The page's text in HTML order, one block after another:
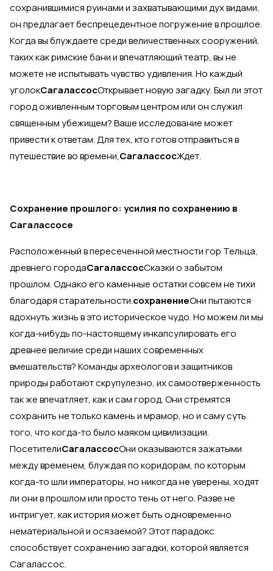
сохранившимися руинами и захватывающими дух видами,
он предлагает беспрецедентное погружение в прошлое.
Когда вы блуждаете среди величественных сооружений,
таких как римские бани и впечатляющий театр, вы не
можете не испытывать чувство удивления. Но каждый
уголокСагалассосОткрывает новую загадку. Был ли этот
город оживленным торговым центром или он служил
священным убежищем? Ваше исследование может
привести к ответам. Для тех, кто готов отправиться в
путешествие во времени,СагалассосЖдет.
Сохранение прошлого: усилия по сохранению в
Сагалассосе
Расположенный в пересеченной местности гор Тельца,
древнего городаСагалассосСказки о забытом
прошлом. Однако его каменные остатки совсем не тихи
благодаря старательности.сохранениеОни пытаются
вдохнуть жизнь в это историческое чудо. Но можем ли мы
когда-нибудь по-настоящему инкапсулировать его
древнее величие среди наших современных
вмешательств? Команды археологов и защитников
природы работают скрупулезно, их самоотверженность
так же впечатляет, как и сам город. Они стремятся
сохранить не только камень и мрамор, но и саму суть
того, что когда-то было маяком цивилизации.
ПосетителиСагалассосОни оказываются зажатыми
между временем, блуждая по коридорам, по которым
когда-то шли императоры, но никогда не уверены, ходят
ли они в прошлом или просто тень от него. Разве не
интригует, как история может быть одновременно
нематериальной и осязаемой? Этот парадокс
способствует сохранению загадки, которой является
Сагалассос.